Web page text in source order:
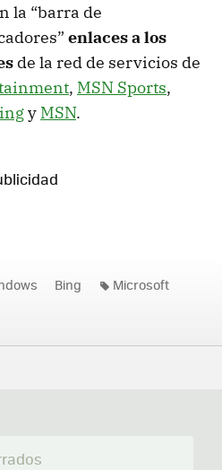
la “barra de
enlaces a los
de la red de servicios de
, MSN Sports,
y MSN.
Bing Microsoft